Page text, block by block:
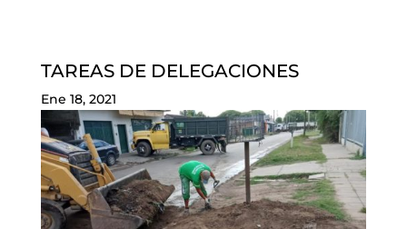
TAREAS DE DELEGACIONES
Ene 18, 2021